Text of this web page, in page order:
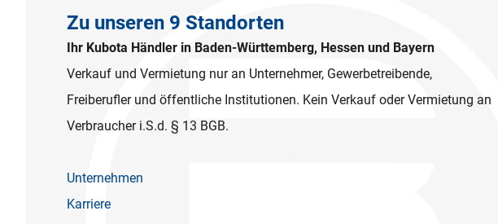
Zu unseren 9 Standorten
Ihr Kubota Händler in Baden-Württemberg, Hessen und Bayern
Verkauf und Vermietung nur an Unternehmer, Gewerbetreibende,
Freiberufler und öffentliche Institutionen. Kein Verkauf oder Vermietung an
Verbraucher i.S.d. § 13 BGB.
Unternehmen
Karriere